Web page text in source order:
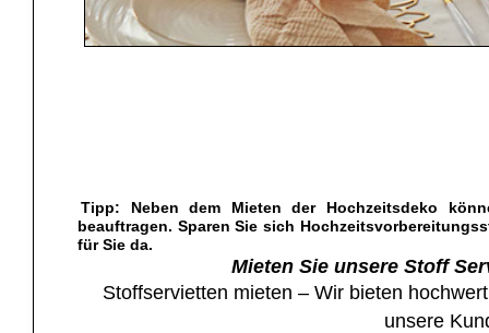
Tipp: Neben dem Mieten der Hochzeitsdeko
beauftragen. Sparen Sie sich
für Sie da.
Mieten Sie unsere Stoff
Stoffservietten mieten – Wir bieten
unsere